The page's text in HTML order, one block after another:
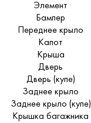
Элемент
Бампер
Переднее крыло
Капот
Крыша
Дверь
Дверь (купе)
Заднее крыло
Заднее крыло (купе)
Крышка багажника